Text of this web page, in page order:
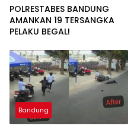
POLRESTABES BANDUNG
AMANKAN 19 TERSANGKA
PELAKU BEGAL!
Bandung